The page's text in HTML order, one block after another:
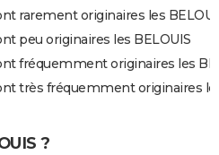
rarement originaires les
peu originaires les BELOUIS
fréquemment originaires les
très fréquemment originaires
?